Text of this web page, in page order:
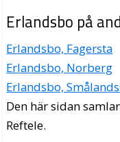
Erlandsbo på
Erlandsbo, Fagersta
Erlandsbo, Norberg
Erlandsbo,
Den här sidan
Reftele.